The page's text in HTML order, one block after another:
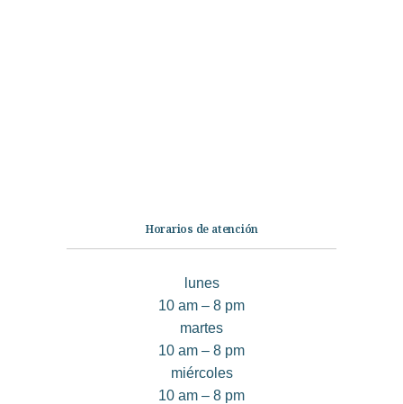
Horarios de atención
lunes
10 am – 8 pm
martes
10 am – 8 pm
miércoles
10 am – 8 pm